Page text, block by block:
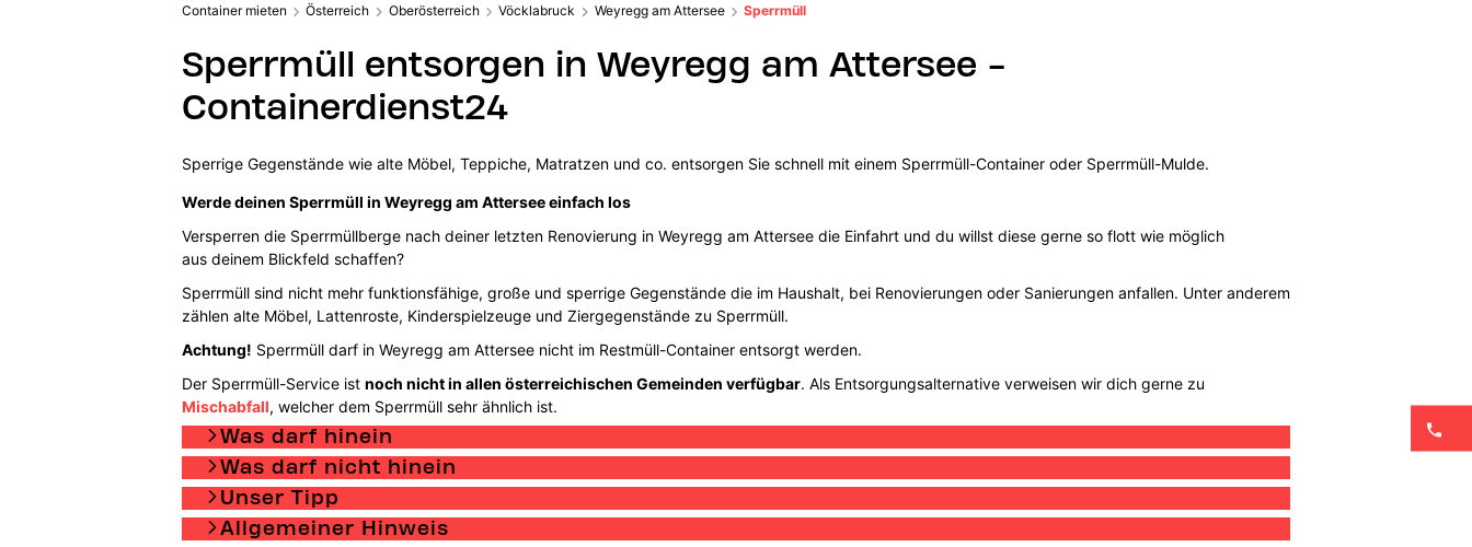
Container mieten Österreich Oberösterreich Vöcklabruck Weyregg am Attersee Sperrmüll
Sperrmüll entsorgen in Weyregg am Attersee -
Containerdienst24
Sperrige Gegenstände wie alte Möbel, Teppiche, Matratzen und co. entsorgen Sie schnell mit einem Sperrmüll-Container oder Sperrmüll-Mulde.
Werde deinen Sperrmüll in Weyregg am Attersee einfach los
Versperren die Sperrmüllberge nach deiner letzten Renovierung in Weyregg am Attersee die Einfahrt und du willst diese gerne so flott wie möglich
aus deinem Blickfeld schaffen?
Sperrmüll sind nicht mehr funktionsfähige, große und sperrige Gegenstände die im Haushalt, bei Renovierungen oder Sanierungen anfallen. Unter anderem
zählen alte Möbel, Lattenroste, Kinderspielzeuge und Ziergegenstände zu Sperrmüll.
Achtung! Sperrmüll darf in Weyregg am Attersee nicht im Restmüll-Container entsorgt werden.
Der Sperrmüll-Service ist noch nicht in allen österreichischen Gemeinden verfügbar. Als Entsorgungsalternative verweisen wir dich gerne zu
Mischabfall, welcher dem Sperrmüll sehr ähnlich ist.
Was darf hinein
Was darf nicht hinein
Unser Tipp
Allgemeiner Hinweis